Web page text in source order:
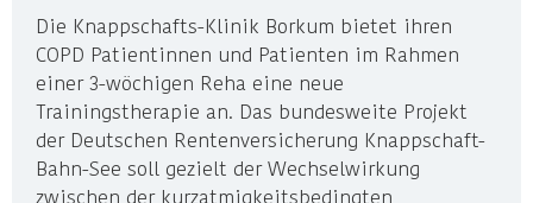
Die Knappschafts-Klinik Borkum bietet ihren
COPD Patientinnen und Patienten im Rahmen
einer 3-wöchigen Reha eine neue
Trainingstherapie an. Das bundesweite Projekt
der Deutschen Rentenversicherung Knappschaft-
Bahn-See soll gezielt der Wechselwirkung
zwischen der kurzatmigkeitsbedingten